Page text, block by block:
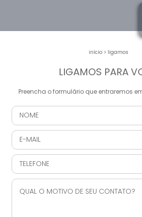
início > ligamos
LIGAMOS PARA
Preencha o formulário que entraremos